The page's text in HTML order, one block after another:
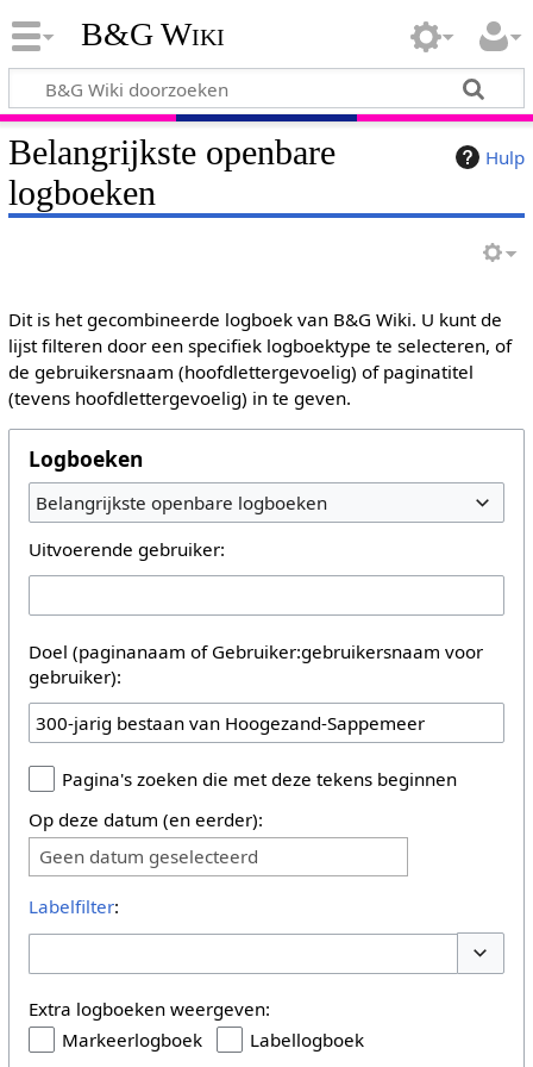
B&G Wiki
Hulp
Belangrijkste openbare
logboeken
Dit is het gecombineerde logboek van B&G Wiki. U kunt de
lijst filteren door een specifiek logboektype te selecteren, of
de gebruikersnaam (hoofdlettergevoelig) of paginatitel
(tevens hoofdlettergevoelig) in te geven.
Logboeken
Belangrijkste openbare logboeken
Uitvoerende gebruiker:
Doel (paginanaam of Gebruiker:gebruikersnaam voor
gebruiker):
Pagina's zoeken die met deze tekens beginnen
Op deze datum (en eerder):
Geen datum geselecteerd
Labelfilter:
Extra logboeken weergeven:
Markeerlogboek
Labellogboek